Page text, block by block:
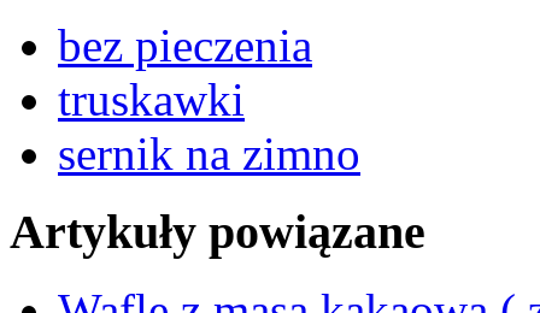
bez pieczenia
truskawki
sernik na zimno
Artykuły powiązane